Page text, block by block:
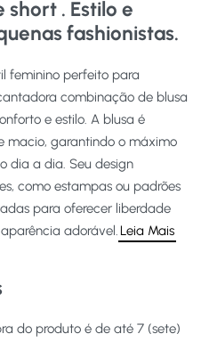
. Estilo e
fashionistas.
feminino perfeito para
combinação de blusa
e estilo. A blusa é
macio, garantindo o máximo
dia a dia. Seu design
como estampas ou padrões
para oferecer liberdade
adorável.Leia Mais
do produto é de até 7 (sete)